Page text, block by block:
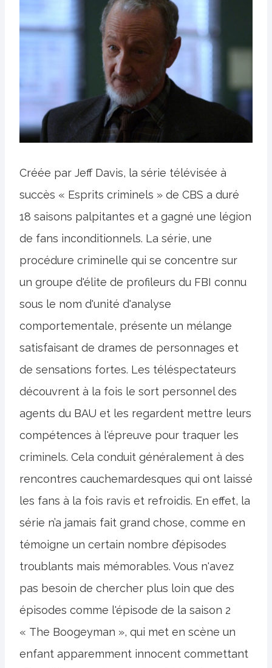
Créée par Jeff Davis, la série télévisée à
succès « Esprits criminels » de CBS a duré
18 saisons palpitantes et a gagné une légion
de fans inconditionnels. La série, une
procédure criminelle qui se concentre sur
un groupe d'élite de profileurs du FBI connu
sous le nom d'unité d'analyse
comportementale, présente un mélange
satisfaisant de drames de personnages et
de sensations fortes. Les téléspectateurs
découvrent à la fois le sort personnel des
agents du BAU et les regardent mettre leurs
compétences à l'épreuve pour traquer les
criminels. Cela conduit généralement à des
rencontres cauchemardesques qui ont laissé
les fans à la fois ravis et refroidis. En effet, la
série n’a jamais fait grand chose, comme en
témoigne un certain nombre d’épisodes
troublants mais mémorables. Vous n'avez
pas besoin de chercher plus loin que des
épisodes comme l'épisode de la saison 2
« The Boogeyman », qui met en scène un
enfant apparemment innocent commettant